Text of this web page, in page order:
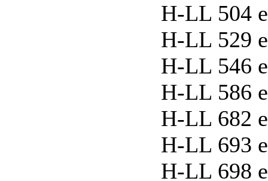
H-LL 504
H-LL 529
H-LL 546
H-LL 586
H-LL 682
H-LL 693
H-LL 698